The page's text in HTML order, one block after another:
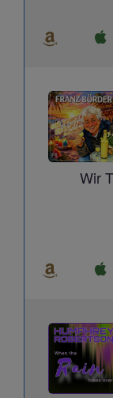
Wir